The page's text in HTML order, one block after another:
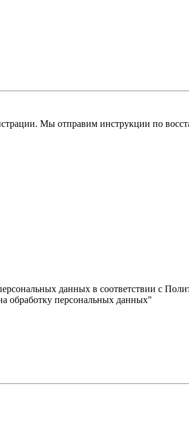
Мы отправим инструкции по
данных в соответствии с
обработку персональных данных"